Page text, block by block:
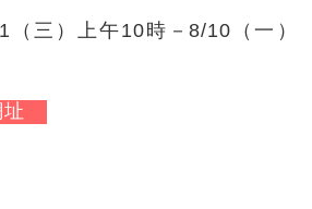
三）上午10時－8/10（一）